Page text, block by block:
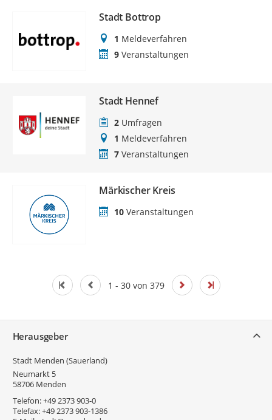
Stadt Bottrop
1 Meldeverfahren
9 Veranstaltungen
Stadt Hennef
2 Umfragen
1 Meldeverfahren
7 Veranstaltungen
Märkischer Kreis
10 Veranstaltungen
1 - 30 von 379
Herausgeber
Stadt Menden (Sauerland)
Neumarkt 5
58706 Menden
Telefon:+49 2373 903-0
Telefax:+49 2373 903-1386